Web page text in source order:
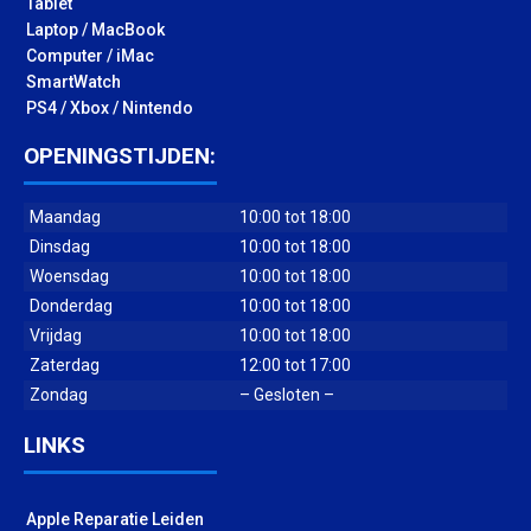
Tablet
Laptop / MacBook
Computer / iMac
SmartWatch
PS4 / Xbox / Nintendo
OPENINGSTIJDEN:
Maandag
10:00 tot 18:00
Dinsdag
10:00 tot 18:00
Woensdag
10:00 tot 18:00
Donderdag
10:00 tot 18:00
Vrijdag
10:00 tot 18:00
Zaterdag
12:00 tot 17:00
Zondag
– Gesloten –
LINKS
Apple Reparatie Leiden